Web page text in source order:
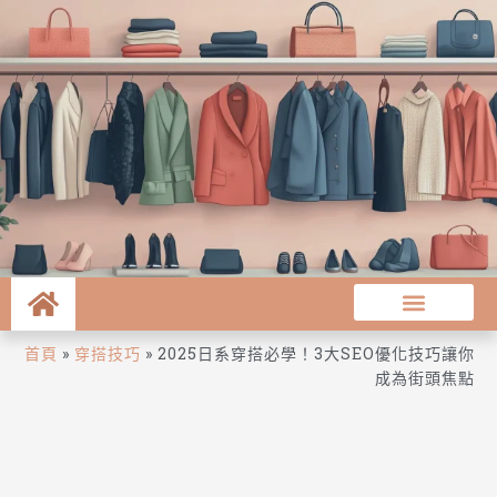
首頁 » 穿搭技巧 » 2025日系穿搭必學！3大SEO優化技巧讓你
成為街頭焦點